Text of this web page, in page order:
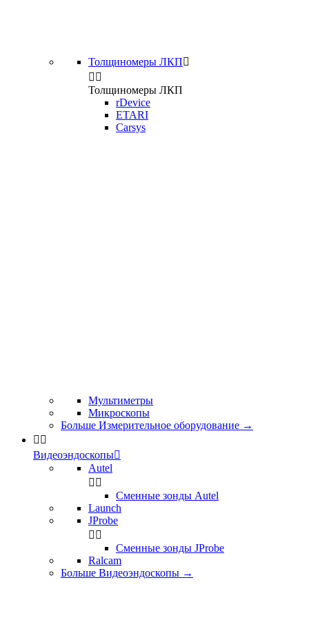
Толщиномеры ЛКП
 
Толщиномеры ЛКП
rDevice
ETARI
Carsys
Мультиметры
Микроскопы
Больше Измерительное оборудование →
 
Видеоэндоскопы
Autel
 
Сменные зонды Autel
Launch
JProbe
 
Сменные зонды JProbe
Ralcam
Больше Видеоэндоскопы →